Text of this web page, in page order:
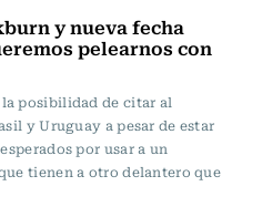
y nueva fecha
pelearnos con
posibilidad de citar al
y Uruguay a pesar de estar
por usar a un
tienen a otro delantero que